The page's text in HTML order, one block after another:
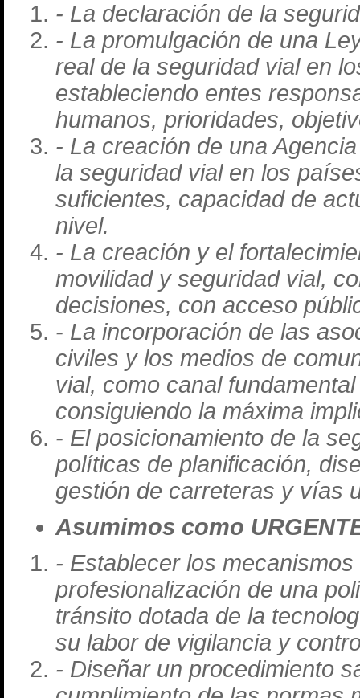
- La declaración de la
- La promulgación de una
real de la seguridad vial en
estableciendo entes
humanos, prioridades,
- La creación de una
la seguridad vial en los
suficientes, capacidad de
nivel.
- La creación y el
movilidad y seguridad vial,
decisiones, con acceso
- La incorporación de las
civiles y los medios de
vial, como canal
consiguiendo la máxima
- El posicionamiento de la
políticas de planificación,
gestión de carreteras y vías
Asumimos como
- Establecer los
profesionalización de una
tránsito dotada de la
su labor de vigilancia y
- Diseñar un procedimiento